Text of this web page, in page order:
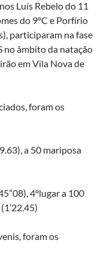
Luís Rebelo do 11
do 9ºC e Porfírio
participaram na fase
no âmbito da natação
em Vila Nova de
foram os
a 50 mariposa
4ºlugar a 100
foram os